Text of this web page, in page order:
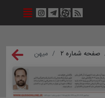
صفحه شماره ۲ میهن